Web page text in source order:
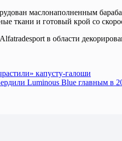
маслонаполненным
ткани и готовый крой со
в области
капусту-галоши
Luminous Blue главным в